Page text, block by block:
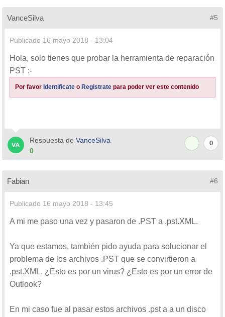
VanceSilva #5
Publicado 16 mayo 2018 - 13:04
Hola, solo tienes que probar la herramienta de reparación
PST :-
Por favor Identificate o Registrate para poder ver este contenido
Respuesta de VanceSilva
0
0
Fabian #6
Publicado 16 mayo 2018 - 13:45
A mi me paso una vez y pasaron de .PST a .pst.XML.
Ya que estamos, también pido ayuda para solucionar el
problema de los archivos .PST que se convirtieron a
.pst.XML. ¿Esto es por un virus? ¿Esto es por un error de
Outlook?
En mi caso fue al pasar estos archivos .pst a a un disco